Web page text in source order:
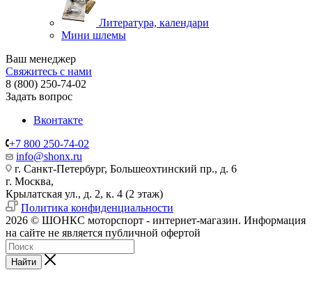
Литература, календари
Мини шлемы
Ваш менеджер
Свяжитесь с нами
8 (800) 250-74-02
Задать вопрос
Вконтакте
+7 800 250-74-02
info@shonx.ru
г. Санкт-Петербург, Большеохтинский пр., д. 6
г. Москва,
Крылатская ул., д. 2, к. 4 (2 этаж)
Политика конфиденциальности
2026 © ШОНКС моторспорт - интернет-магазин. Информация
на сайте не является публичной офертой
Найти